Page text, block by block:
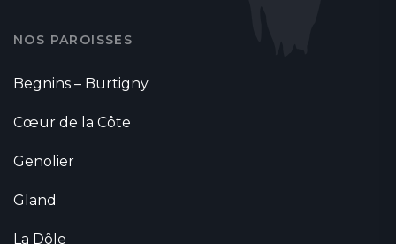
NOS PAROISSES
Begnins – Burtigny
Cœur de la Côte
Genolier
Gland
La Dôle